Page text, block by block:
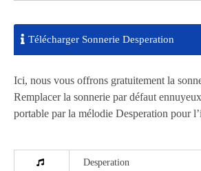
Télécharger Sonnerie Desperation
Ici, nous vous offrons gratuitement la
Remplacer la sonnerie par défaut
portable par la mélodie Desperation pour
Desperation